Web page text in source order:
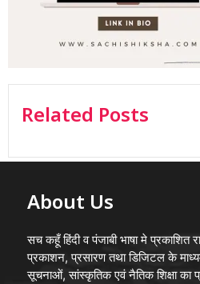
Related Posts
About Us
सच कहूँ हिंदी व पंजाबी भाषा मे प्रकाशित
प्रकाशन, प्रसारण तथा डिजिटल के
सूचनाओं, सांस्कृतिक एवं नैतिक शिक्षा का